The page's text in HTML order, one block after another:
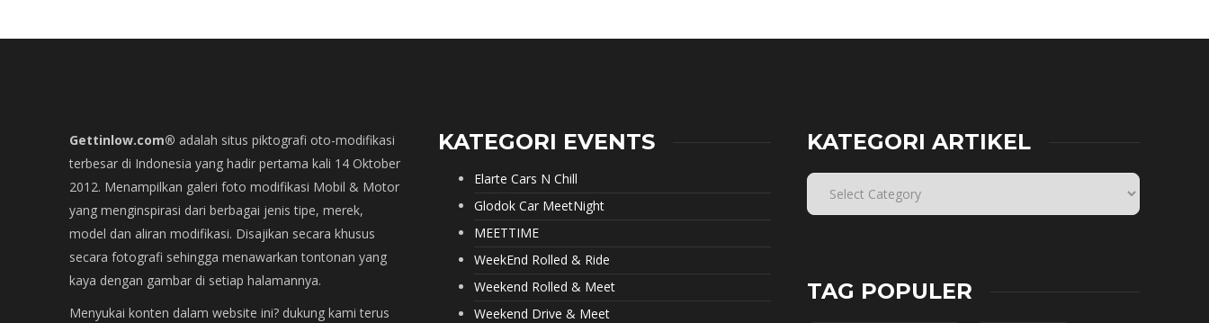
Gettinlow.com® adalah situs piktografi oto-modifikasi
terbesar di Indonesia yang hadir pertama kali 14 Oktober
2012. Menampilkan galeri foto modifikasi Mobil & Motor
yang menginspirasi dari berbagai jenis tipe, merek,
model dan aliran modifikasi. Disajikan secara khusus
secara fotografi sehingga menawarkan tontonan yang
kaya dengan gambar di setiap halamannya.
Menyukai konten dalam website ini? dukung kami terus
KATEGORI EVENTS
Elarte Cars N Chill
Glodok Car MeetNight
MEETTIME
WeekEnd Rolled & Ride
Weekend Rolled & Meet
Weekend Drive & Meet
KATEGORI ARTIKEL
TAG POPULER